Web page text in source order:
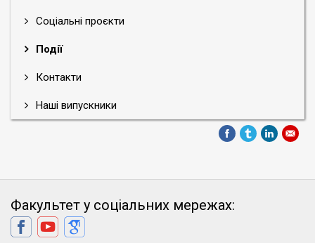
Соціальні проєкти
Події
Контакти
Наші випускники
Факультет у соціальних мережах: